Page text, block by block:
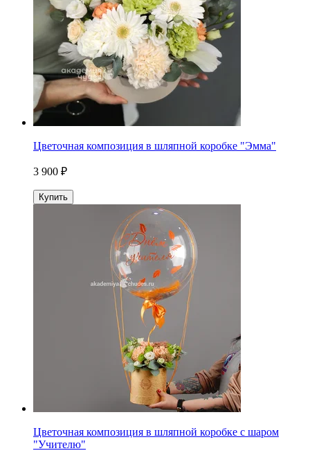
Цветочная композиция в шляпной коробке "Эмма"
3 900 ₽
Купить
Цветочная композиция в шляпной коробке с шаром
"Учителю"